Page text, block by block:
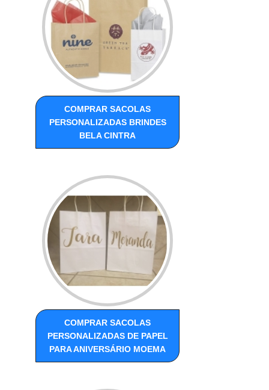
COMPRAR SACOLAS
PERSONALIZADAS BRINDES
BELA CINTRA
COMPRAR SACOLAS
PERSONALIZADAS DE PAPEL
PARA ANIVERSÁRIO MOEMA